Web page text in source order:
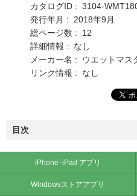
カタログID : 3104-
発行年月 : 2018年9月
総ページ数 : 12
詳細情報 : なし
メーカー名 : ウエットマス
リンク情報 : なし
目次
iPhone･iPad アプリ
Windowsストアアプリ